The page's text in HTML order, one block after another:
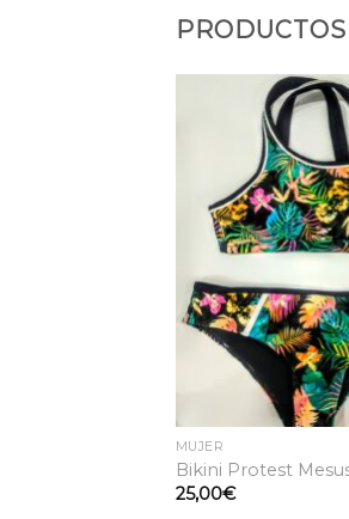
MUJER
Bikini Protest
25,00€